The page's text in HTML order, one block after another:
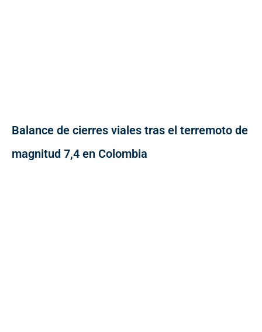
Balance de cierres viales tras el terremoto de
magnitud 7,4 en Colombia